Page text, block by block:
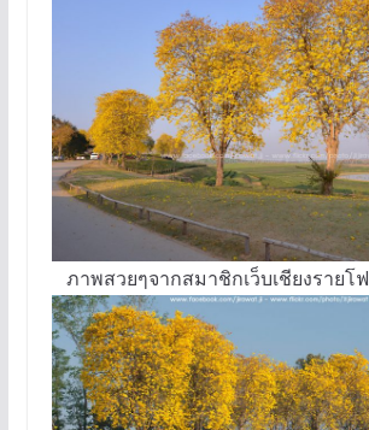
ภาพสวยๆจากสมาชิกเว็บเชียงรายโ